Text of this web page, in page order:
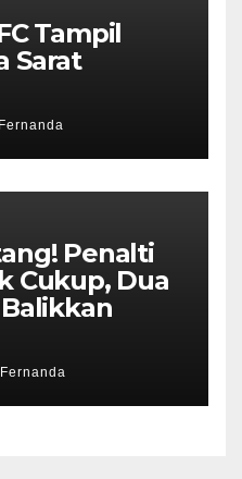
Tampil
Sarat
Penalti
Cukup, Dua